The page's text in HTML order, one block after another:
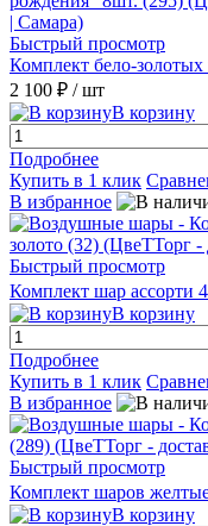
Быстрый просмотр
Комплект бело-
2 100 ₽ / шт
В корзину
Подробнее
Купить в 1 клик
В избранное
Быстрый просмотр
Комплект шар ассорти
В корзину
Подробнее
Купить в 1 клик
В избранное
Быстрый просмотр
Комплект шаров
В корзину